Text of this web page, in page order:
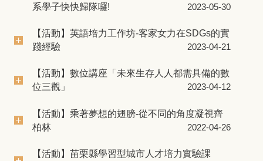
系學子快快歸隊囉!
2023-05-30
【活動】英語培力工作坊-客家女力在SDGs的實
踐經驗
2023-04-21
【活動】數位講座「未來生存人人都需具備的數
位三觀」
2023-04-12
【活動】乘著夢想的翅膀-從不同的角度凝視齊
柏林
2022-04-26
【活動】苗栗縣學習型城市人才培力實驗課